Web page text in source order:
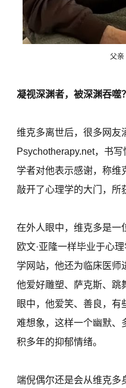
父亲
凝视深渊者，被深渊吞噬？
维克多离世后，很多网友
Psychotherapy.net，书
学者对他表示感谢，称维
敲开了心理学的大门，所
在外人眼中，维克多是一
欧文·亚隆一样毕业于心
学网站，他还为临床医师
他爱好雕塑、萨克斯、跳
眼中，他爱笑、善良，有
难想象，这样一个幽默、
积多年的抑郁情绪。
端倪偶尔还是会从维克多